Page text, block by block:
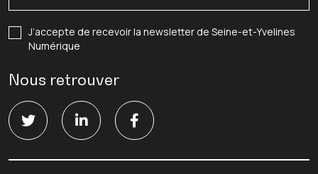
J’accepte de recevoir la newsletter de Seine-et-Yvelines
Numérique
Nous retrouver